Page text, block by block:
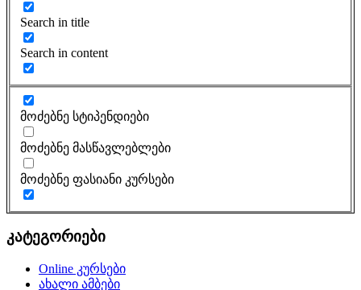
Search in title
Search in content
მოძებნე სტიპენდიები
მოძებნე მასწავლებლები
მოძებნე ფასიანი კურსები
კატეგორიები
Online კურსები
ახალი ამბები